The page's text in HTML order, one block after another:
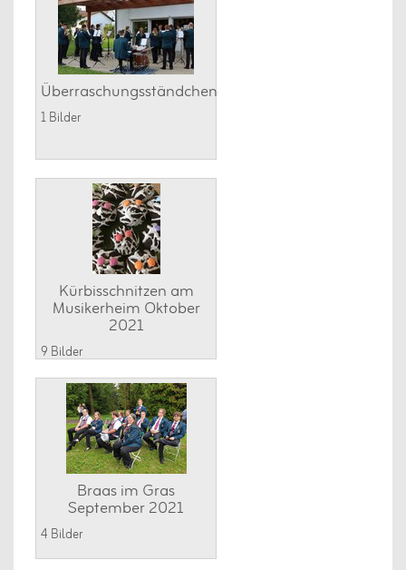
Überraschungsständchen
1 Bilder
Kürbisschnitzen am
Musikerheim Oktober
2021
9 Bilder
Braas im Gras
September 2021
4 Bilder